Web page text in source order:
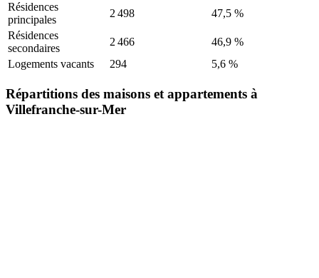
Résidences
principales
2 498
47,5 %
Résidences
secondaires
2 466
46,9 %
Logements vacants
294 5,6 %
Répartitions des maisons et appartements à
Villefranche-sur-Mer